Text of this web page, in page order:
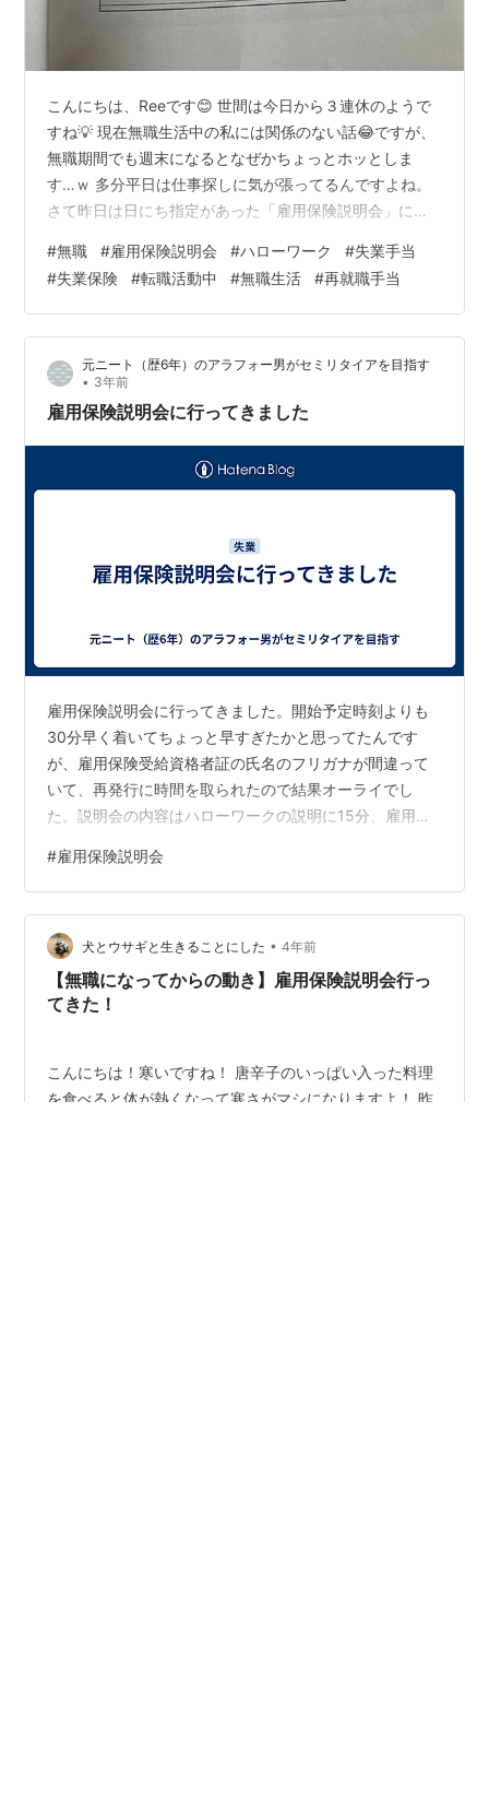
こんにちは、Reeです😊 世間は今日から３連休のようで
すね💡 現在無職生活中の私には関係のない話😂ですが、
無職期間でも週末になるとなぜかちょっとホッとしま
す…ｗ 多分平日は仕事探しに気が張ってるんですよね。
さて昨日は日にち指定があった「雇用保険説明会」に行
車通りが多い所にハロワがあるので開始１５分前ぐらい
に到着🚗 会場である会議室には無職のお仲間さんたちが
たくさんおりました。 心の中で同士よ…と勝手に呼ばせ
て頂きやした👼 なんか合計で40分ぐらいあるっていって
たけど それより早く終わった気がします👋 なんか色々資
料が(ごちゃごちゃと)入…
#無職 #雇用保険説明会 #ハローワーク #失業手当
#失業保険 #転職活動中 #無職生活 #再就職手当
元ニート（歴6年）のアラフォー男がセミリタイアを目指す
• 3年前
雇用保険説明会に行ってきました
雇用保険説明会に行ってきました。開始予定時刻よりも
30分早く着いてちょっと早すぎたかと思ってたんです
が、雇用保険受給資格者証の氏名のフリガナが間違って
いて、再発行に時間を取られたので結果オーライでし
た。説明会の内容はハローワークの説明に15分、雇用保
いてもう大体忘れていますが ・この説明会で1回分の就職
活動になるから初回認定日まで何もしなくて良い これだ
け知っていれば大丈夫そうです。 会場には30人ほどいま
した。クソ田舎なのに結構失業者がいます。こんな事や
っちゃ駄目なんでしょうけど、こっそり前の人の受給資
格者を覗いたら離職時の賃金日額が12,…
#雇用保険説明会
犬とウサギと生きることにした • 4年前
【無職になってからの動き】雇用保険説明会行っ
てきた！